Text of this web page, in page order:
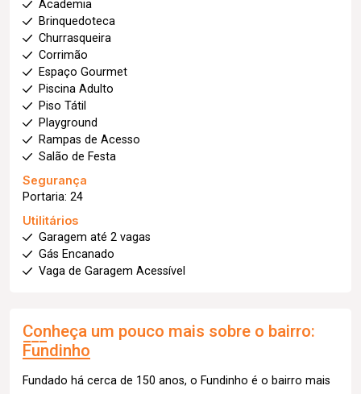
Academia
Brinquedoteca
Churrasqueira
Corrimão
Espaço Gourmet
Piscina Adulto
Piso Tátil
Playground
Rampas de Acesso
Salão de Festa
Segurança
Portaria: 24
Utilitários
Garagem até 2 vagas
Gás Encanado
Vaga de Garagem Acessível
Conheça um pouco mais sobre o bairro:
Fundinho
Fundado há cerca de 150 anos, o Fundinho é o bairro mais